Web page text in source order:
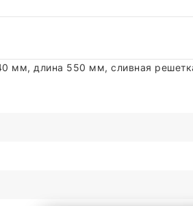
мм, длина 550 мм, сливная